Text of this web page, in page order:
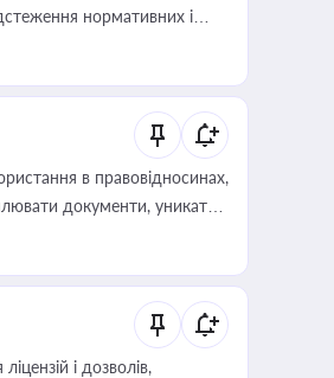
нормативних і
оподаткування,
діяльності
в правовідносинах,
документи, уникати
і дозволів,